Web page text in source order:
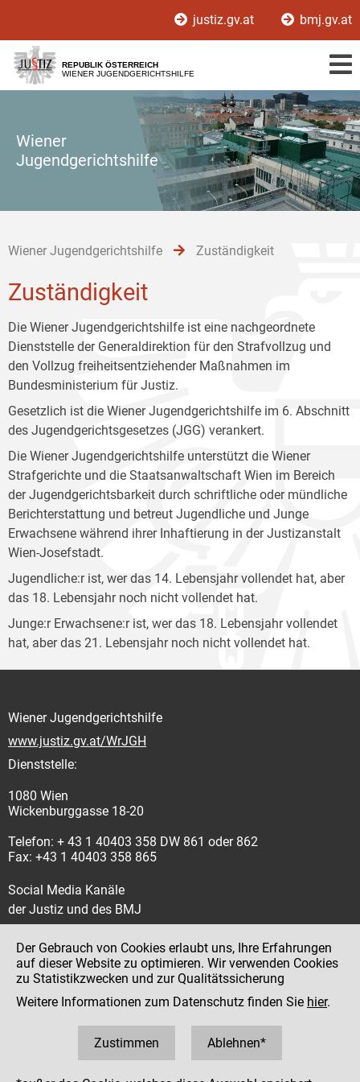
[1]
[2]
[3]
justiz.gv.at bmj.gv.at
REPUBLIK ÖSTERREICH
WIENER JUGENDGERICHTSHILFE
Wiener
Jugendgerichtshilfe
Wiener Jugendgerichtshilfe Zuständigkeit
Zuständigkeit
Die Wiener Jugendgerichtshilfe ist eine nachgeordnete
Dienststelle der Generaldirektion für den Strafvollzug und
den Vollzug freiheitsentziehender Maßnahmen im
Bundesministerium für Justiz.
Gesetzlich ist die Wiener Jugendgerichtshilfe im 6. Abschnitt
des Jugendgerichtsgesetzes (JGG) verankert.
Die Wiener Jugendgerichtshilfe unterstützt die Wiener
Strafgerichte und die Staatsanwaltschaft Wien im Bereich
der Jugendgerichtsbarkeit durch schriftliche oder mündliche
Berichterstattung und betreut Jugendliche und Junge
Erwachsene während ihrer Inhaftierung in der Justizanstalt
Wien-Josefstadt.
Jugendliche:r ist, wer das 14. Lebensjahr vollendet hat, aber
das 18. Lebensjahr noch nicht vollendet hat.
Junge:r Erwachsene:r ist, wer das 18. Lebensjahr vollendet
hat, aber das 21. Lebensjahr noch nicht vollendet hat.
Wiener Jugendgerichtshilfe
www.justiz.gv.at/WrJGH
Dienststelle:
1080 Wien
Wickenburggasse 18-20
Telefon: + 43 1 40403 358 DW 861 oder 862
Fax: +43 1 40403 358 865
Social Media Kanäle
der Justiz und des BMJ
Impressum
Datenschutz
Hinweisgeber:innenplattform (für Mitarbeiter:innen)
Der Gebrauch von Cookies erlaubt uns, Ihre Erfahrungen
auf dieser Website zu optimieren. Wir verwenden Cookies
zu Statistikzwecken und zur Qualitätssicherung
Weitere Informationen zum Datenschutz finden Sie hier.
Zustimmen Ablehnen*